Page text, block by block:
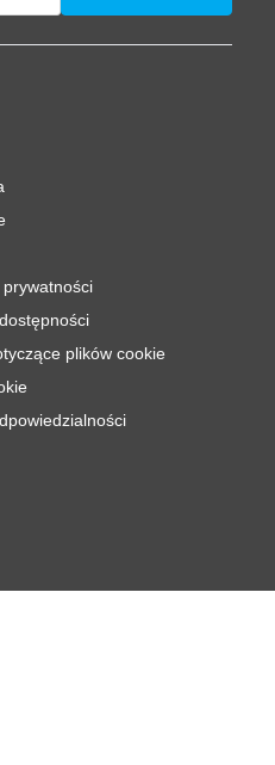
plików cookie